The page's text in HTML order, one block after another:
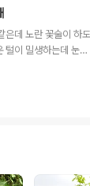
데 노란 꽃술이 하도
털이 밀생하는데 눈에
겠다. 아그야 섭섭하